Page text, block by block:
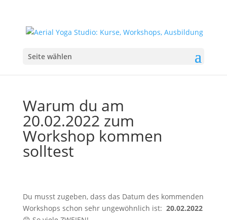
Seite wählen
Warum du am
20.02.2022 zum
Workshop kommen
solltest
Du musst zugeben, dass das Datum des kommenden
Workshops schon sehr ungewöhnlich ist: 20.02.2022